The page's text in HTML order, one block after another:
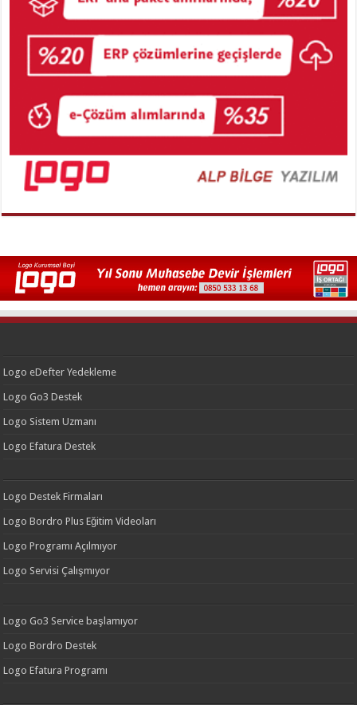
Logo eDefter Yedekleme
Logo Go3 Destek
Logo Sistem Uzmanı
Logo Efatura Destek
Logo Destek Firmaları
Logo Bordro Plus Eğitim Videoları
Logo Programı Açılmıyor
Logo Servisi Çalışmıyor
Logo Go3 Service başlamıyor
Logo Bordro Destek
Logo Efatura Programı